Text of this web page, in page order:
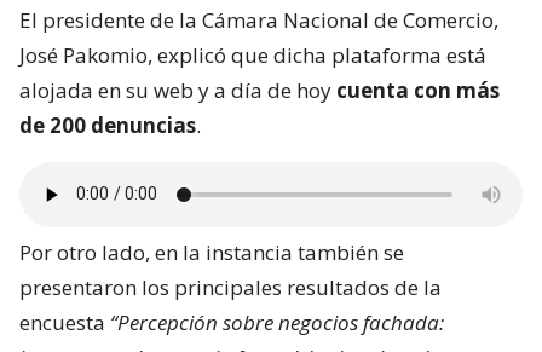
El presidente de la Cámara Nacional de Comercio,
José Pakomio, explicó que dicha plataforma está
alojada en su web y a día de hoy cuenta con más
de 200 denuncias.
Por otro lado, en la instancia también se
presentaron los principales resultados de la
encuesta “Percepción sobre negocios fachada: